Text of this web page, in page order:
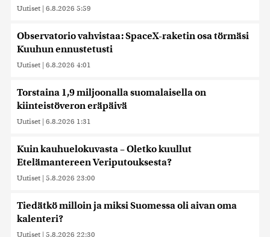
Uutiset | 6.8.2026 5:59
Observatorio vahvistaa: SpaceX-raketin osa törmäsi
Kuuhun ennustetusti
Uutiset | 6.8.2026 4:01
Torstaina 1,9 miljoonalla suomalaisella on
kiinteistöveron eräpäivä
Uutiset | 6.8.2026 1:31
Kuin kauhuelokuvasta – Oletko kuullut
Etelämantereen Veriputouksesta?
Uutiset | 5.8.2026 23:00
Tiedätkö milloin ja miksi Suomessa oli aivan oma
kalenteri?
Uutiset | 5.8.2026 22:30